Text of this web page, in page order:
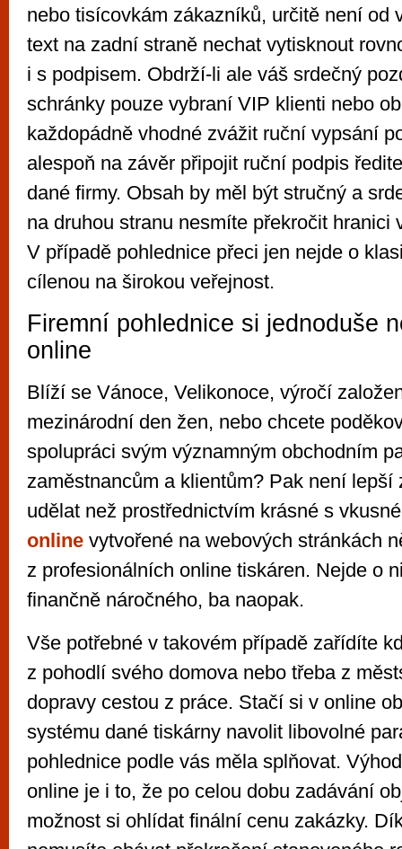
nebo tisícovkám zákazníků, určitě není od
text na zadní straně nechat vytisknout
i s podpisem. Obdrží-li ale váš srdečný
schránky pouze vybraní VIP klienti nebo
každopádně vhodné zvážit ruční vypsání
alespoň na závěr připojit ruční podpis
dané firmy. Obsah by měl být stručný a
na druhou stranu nesmíte překročit hranici
V případě pohlednice přeci jen nejde o
cílenou na širokou veřejnost.
Firemní pohlednice si jednoduše
online
Blíží se Vánoce, Velikonoce, výročí
mezinárodní den žen, nebo chcete
spolupráci svým významným obchodním
zaměstnancům a klientům? Pak není lepší
udělat než prostřednictvím krásné s
online vytvořené na webových stránkách
z profesionálních online tiskáren. Nejde o
finančně náročného, ba naopak.
Vše potřebné v takovém případě zařídíte
z pohodlí svého domova nebo třeba z
dopravy cestou z práce. Stačí si v online
systému dané tiskárny navolit libovolné
pohlednice podle vás měla splňovat.
online je i to, že po celou dobu zadávání
možnost si ohlídat finální cenu zakázky.